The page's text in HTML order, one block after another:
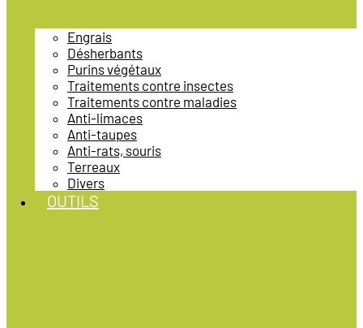
Engrais
Désherbants
Purins végétaux
Traitements contre insectes
Traitements contre maladies
Anti-limaces
Anti-taupes
Anti-rats, souris
Terreaux
Divers
OUTILS